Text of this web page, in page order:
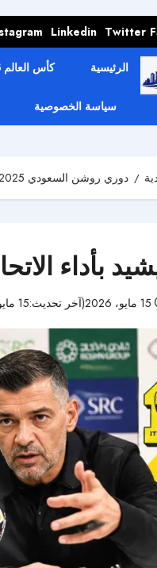
Twitter
Linkedin
الرئيسية كأس العالم 2026
سياسة الخصوصية
دوري روشن السعودي 2025 - 2026
بأداء